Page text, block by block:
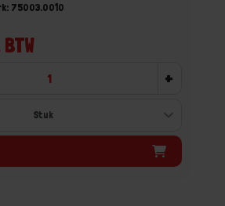
75003.0010
+